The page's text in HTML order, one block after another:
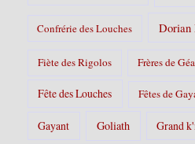
Confrérie des Louches Dorian
Fiète des Rigolos Frères de
Fête des Louches Fêtes de
Gayant Goliath Grand